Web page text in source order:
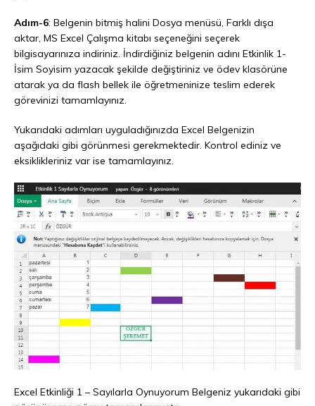
Adım-6: Belgenin bitmiş halini Dosya menüsü, Farklı dışa
aktar, MS Excel Çalışma kitabı seçeneğini seçerek
bilgisayarınıza indiriniz. İndirdiğiniz belgenin adını Etkinlik 1-
İsim Soyisim yazacak şekilde değiştiriniz ve ödev klasörüne
atarak ya da flash bellek ile öğretmeninize teslim ederek
görevinizi tamamlayınız.
Yukarıdaki adımları uyguladığınızda Excel Belgenizin
aşağıdaki gibi görünmesi gerekmektedir. Kontrol ediniz ve
eksiklikleriniz var ise tamamlayınız.
Excel Etkinliği 1 – Sayılarla Oynuyorum Belgeniz yukarıdaki gibi